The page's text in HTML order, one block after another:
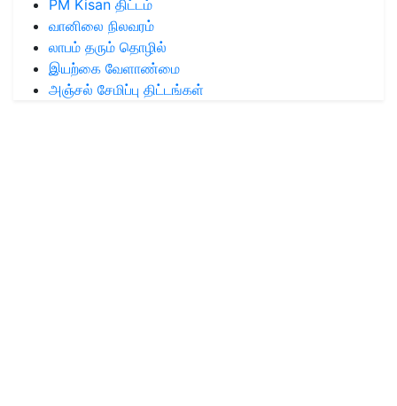
PM Kisan திட்டம்
வானிலை நிலவரம்
லாபம் தரும் தொழில்
இயற்கை வேளாண்மை
அஞ்சல் சேமிப்பு திட்டங்கள்